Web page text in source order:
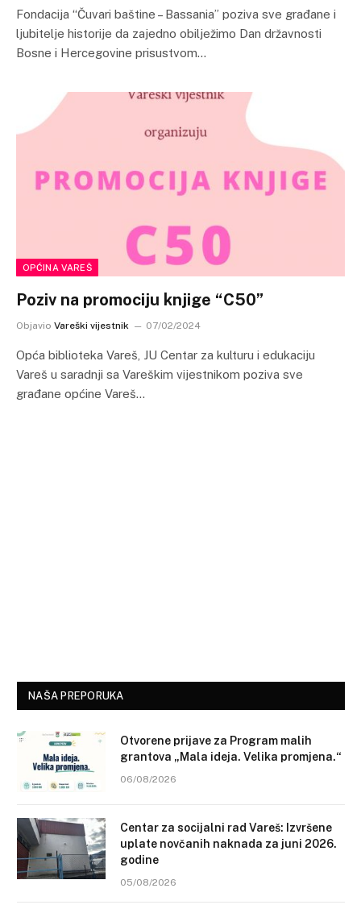
Fondacija “Čuvari baštine – Bassania” poziva sve građane i
ljubitelje historije da zajedno obilježimo Dan državnosti
Bosne i Hercegovine prisustvom…
OPĆINA VAREŠ
Poziv na promociju knjige “C50”
Objavio Vareški vijestnik 07/02/2024
Opća biblioteka Vareš, JU Centar za kulturu i edukaciju
Vareš u saradnji sa Vareškim vijestnikom poziva sve
građane općine Vareš…
NAŠA PREPORUKA
Otvorene prijave za Program malih
grantova „Mala ideja. Velika promjena.“
06/08/2026
Centar za socijalni rad Vareš: Izvršene
uplate novčanih naknada za juni 2026.
godine
05/08/2026